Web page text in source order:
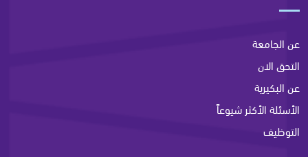
عن الجامعة
التحق الان
عن البكيرية
الأسئلة الأكثر شيوعاً
التوظيف